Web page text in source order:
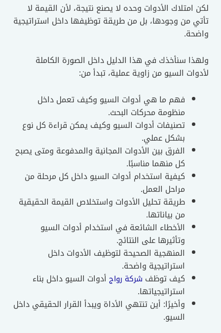
الأدوات وحده لا يصنع نتيجة، لأن القيمة لا
من وجودها، بل من طريقة توظيفها داخل استراتيجية
سنأخذك في هذا الدليل داخل الصورة الكاملة
السيو من زاوية عملية، تبدأ من:
فهم ما هي أدوات السيو وكيف تعمل داخل
منظومة محركات البحث.
تصنيفات أدوات السيو وكيف يمكن قراءة كل نوع
بشكل عملي.
الفرق بين الأدوات المجانية والمدفوعة ومتى يصبح
كل منهما مناسبًا.
كيفية استخدام أدوات السيو داخل كل مرحلة من
مراحل العمل.
طريقة تحليل الأدوات واستخلاص القيمة الحقيقية
من بياناتها.
الأخطاء الشائعة في استخدام أدوات السيو
وتأثيرها على النتائج.
المنهجية الصحيحة لتوظيف الأدوات داخل
استراتيجية واضحة.
كيف توظفشركة رواجأدوات السيو داخل بناء
استراتيجياتها.
وأخيرًا: أين تنتهي الأداة ويبدأ القرار الحقيقي داخل